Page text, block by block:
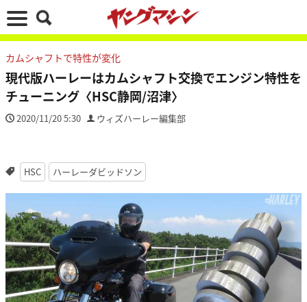
カムシャフトで特性が変化
現代版ハーレーはカムシャフト交換でエンジン特性を
チューニング〈HSC静岡/沼津〉
2020/11/20 5:30 ウィズハーレー編集部
HSC ハーレーダビッドソン